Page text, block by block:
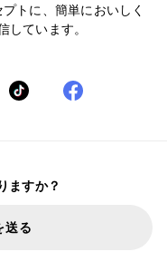
トに、簡単においしく
しています。
ますか？
送る